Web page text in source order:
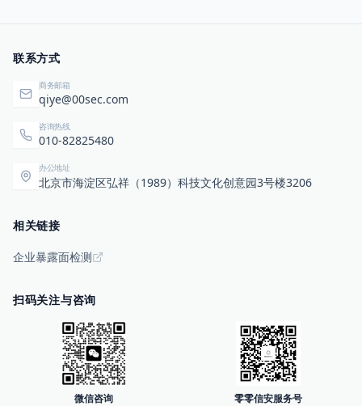
联系方式
商务邮箱
qiye@00sec.com
咨询热线
010-82825480
办公地址
北京市海淀区弘祥（1989）科技文化创意园3号楼3206
相关链接
企业暴露面检测
扫码关注与咨询
微信咨询 零零信安服务号